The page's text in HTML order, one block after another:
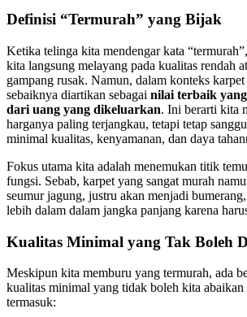
Definisi “Termurah” yang Bijak
Ketika telinga kita mendengar kata
kita langsung melayang pada kualitas rendah
gampang rusak. Namun, dalam konteks
sebaiknya diartikan sebagai nilai terbaik
dari uang yang dikeluarkan. Ini berarti kita
harganya paling terjangkau, tetapi tetap
minimal kualitas, kenyamanan, dan daya
Fokus utama kita adalah menemukan titik
fungsi. Sebab, karpet yang sangat murah
seumur jagung, justru akan menjadi
lebih dalam dalam jangka panjang karena
Kualitas Minimal yang Tak Boleh
Meskipun kita memburu yang termurah, ada
kualitas minimal yang tidak boleh kita abaikan
termasuk: